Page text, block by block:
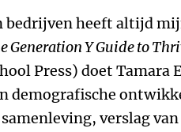
bedrijven heeft altijd
Generation Y Guide to
Press) doet Tamara
demografische
verslag van